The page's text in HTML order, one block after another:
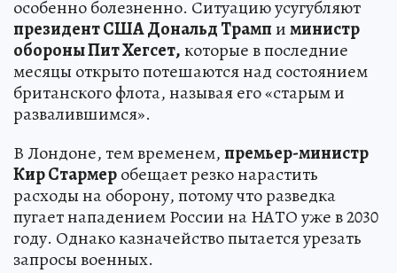
особенно болезненно. Ситуацию усугубляют
президент США Дональд Трампиминистр
обороны Пит Хегсет,которые в последние
месяцы открыто потешаются над состоянием
британского флота, называя его «старым и
развалившимся».
В Лондоне, тем временем,премьер-министр
Кир Стармеробещает резко нарастить
расходы на оборону, потому что разведка
пугает нападением России на НАТО уже в 2030
году. Однако казначейство пытается урезать
запросы военных.